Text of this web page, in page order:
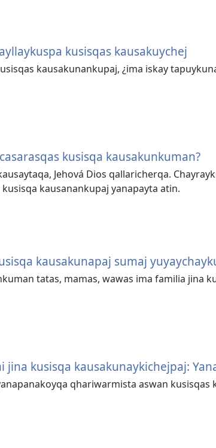
kusisqas kausakuychej
kausakunankupaj, ¿ima iskay
kusisqa kausakunkuman?
Jehová Dios qallaricherqa.
kausanankupaj yanapayta atin.
kausakunapaj sumaj
tatas, mamas, wawas ima familia jina
jina kusisqa kausakunaykichejpaj:
qhariwarmista aswan kusisqas